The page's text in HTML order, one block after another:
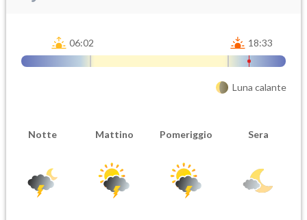
06:02 18:33
Luna calante
Notte Mattino Pomeriggio Sera